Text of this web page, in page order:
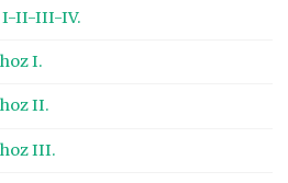
I-II-III-IV.
I.
II.
III.